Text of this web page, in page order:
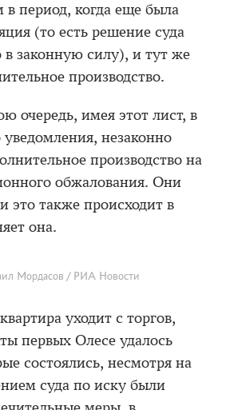
в период, когда еще была
(то есть решение суда
в законную силу), и тут же
производство.
очередь, имея этот лист, в
уведомления, незаконно
производство на
обжалования. Они
это также происходит в
она.
Мордасов / РИА Новости
уходит с торгов,
первых Олесе удалось
состоялись, несмотря на
суда по иску были